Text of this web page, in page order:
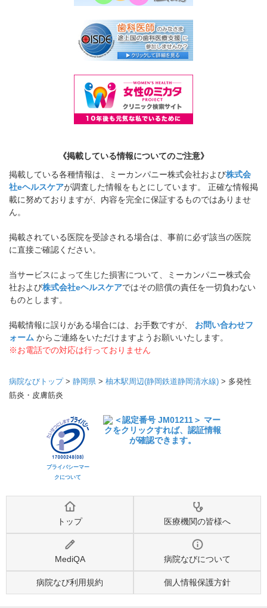
《掲載している情報についてのご注意》
掲載している各種情報は、ミーカンパニー株式会社および株式会
社eヘルスケアが調査した情報をもとにしています。 正確な情報掲
載に努めておりますが、内容を完全に保証するものではありませ
ん。
掲載されている医院を受診される場合は、事前に必ず該当の医院
に直接ご確認ください。
当サービスによって生じた損害について、ミーカンパニー株式会
社および株式会社eヘルスケアではその賠償の責任を一切負わない
ものとします。
掲載情報に誤りがある場合には、お手数ですが、 お問い合わせフ
ォーム からご連絡をいただけますようお願いいたします。
※お電話での対応は行っておりません
病院なびトップ> 静岡県 > 柚木駅周辺(静岡鉄道静岡清水線) > 多発性
筋炎・皮膚筋炎
プライバシーマー
クについて
トップ 医療機関の皆様へ
MediQA 病院なびについて
病院なび利用規約 個人情報保護方針